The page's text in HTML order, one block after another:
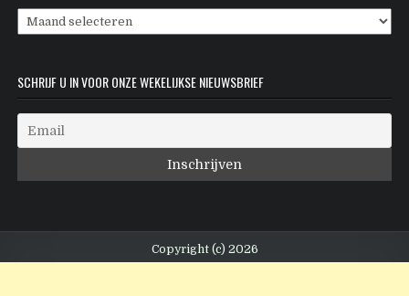
Archieven
SCHRIJF U IN VOOR ONZE WEKELIJKSE NIEUWSBRIEF
Copyright (c) 2026